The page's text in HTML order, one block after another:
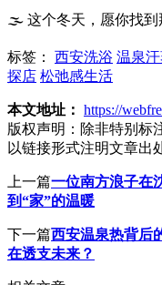
🌫️ 这个冬天，愿你找到
标签： 西安洗浴 温泉
探店 松弛感生活
本文地址： https://
版权声明： 除非特别标
以链接形式注明文章出
上一篇一位南方浪子在
到“家”的温暖
下一篇西安温泉热背后
在透支未来？